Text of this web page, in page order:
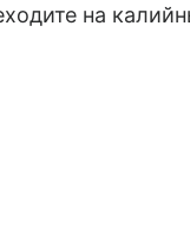
на